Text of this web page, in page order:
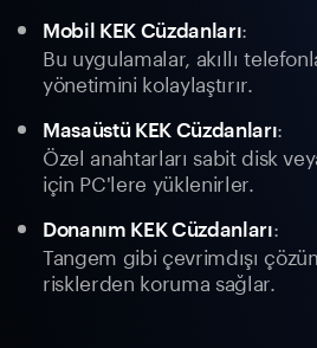
Mobil KEK Cüzdanları:
Bu uygulamalar, akıllı
yönetimini kolaylaştırır.
Masaüstü KEK Cüzdanları:
Özel anahtarları sabit disk
için PC'lere yüklenirler.
Donanım KEK Cüzdanları:
Tangem gibi çevrimdışı
risklerden koruma sağlar.